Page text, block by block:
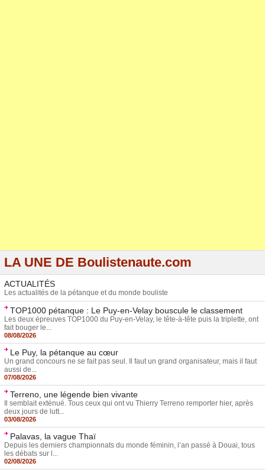
LA UNE DE Boulistenaute.com
ACTUALITÉS
Les actualités de la pétanque et du monde bouliste
TOP1000 pétanque : Le Puy-en-Velay bouscule le classement
Les deux épreuves TOP1000 du Puy-en-Velay, le tête-à-tête puis la triplette, ont
fait bouger le...
08/08/2026
Le Puy, la pétanque au cœur
Un grand concours ne se fait pas seul. Il faut un grand organisateur, mais il faut
aussi de...
07/08/2026
Terreno, une légende bien vivante
Il semblait exténué. Tous ceux qui ont vu Thierry Terreno remporter hier, après
deux jours de lutt...
03/08/2026
Palavas, la vague Thaï
Depuis les derniers championnats du monde féminin, l’an passé à Douai, tous
les débats sur l...
02/08/2026